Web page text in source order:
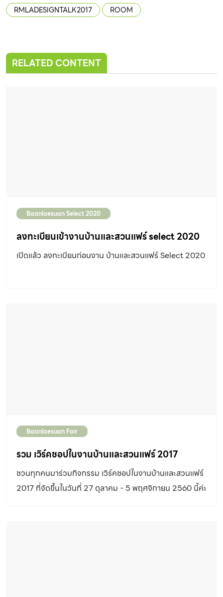
RMLADESIGNTALK2017 ROOM
RELATED CONTENT
Baanlaesuan Select 2020
ลงทะเบียนเข้างานบ้านและสวนแฟร์ select 2020
เปิดแล้ว ลงทะเบียนก่อนงาน บ้านและสวนแฟร์ Select 2020
Baanlaesuan Fair
รวม เวิร์คชอปในงานบ้านและสวนแฟร์ 2017
ชวนทุกคนมาร่วมกิจกรรม เวิร์คชอปในงานบ้านและสวนแฟร์
2017 ที่จัดขึ้นในวันที่ 27 ตุลาคม - 5 พฤศจิกายน 2560 นี้ค่ะ